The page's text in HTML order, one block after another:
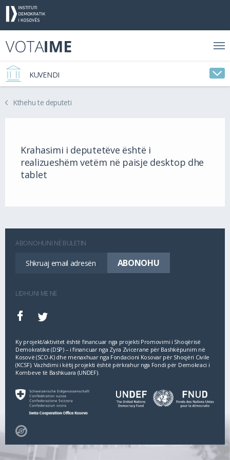
KUVENDI
Kthehu te deputeti
Krahasimi i deputetëve është i
realizueshëm vetëm në paisje desktop dhe
tablet
ABONOHUNI NË BULETIN
LIDHUNI ME NE
Ky projekt/aktivitet është financuar nga projekti Promovimi i Shoqërisë
Demokratike (DSP) – i financuar nga Zyra Zvicerane për Bashkëpunim në
Kosovë (SCO‐K) dhe menaxhuar nga Fondacioni Kosovar për Shoqëri Civile
(KCSF). Vazhdimi i këtij projekti është përkrahur nga Fondi për Demokraci i
Kombeve të Bashkuara (UNDEF).